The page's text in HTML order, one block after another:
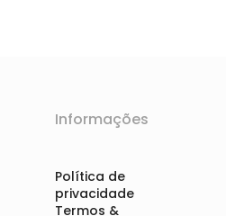
Informações
Política de
privacidade
Termos &